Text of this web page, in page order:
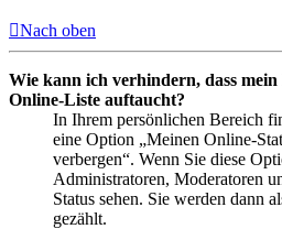
Nach oben
Wie kann ich verhindern, dass
Online-Liste auftaucht?
In Ihrem persönlichen Bereich
eine Option „Meinen Online-
verbergen“. Wenn Sie diese
Administratoren, Moderatoren
Status sehen. Sie werden dann
gezählt.